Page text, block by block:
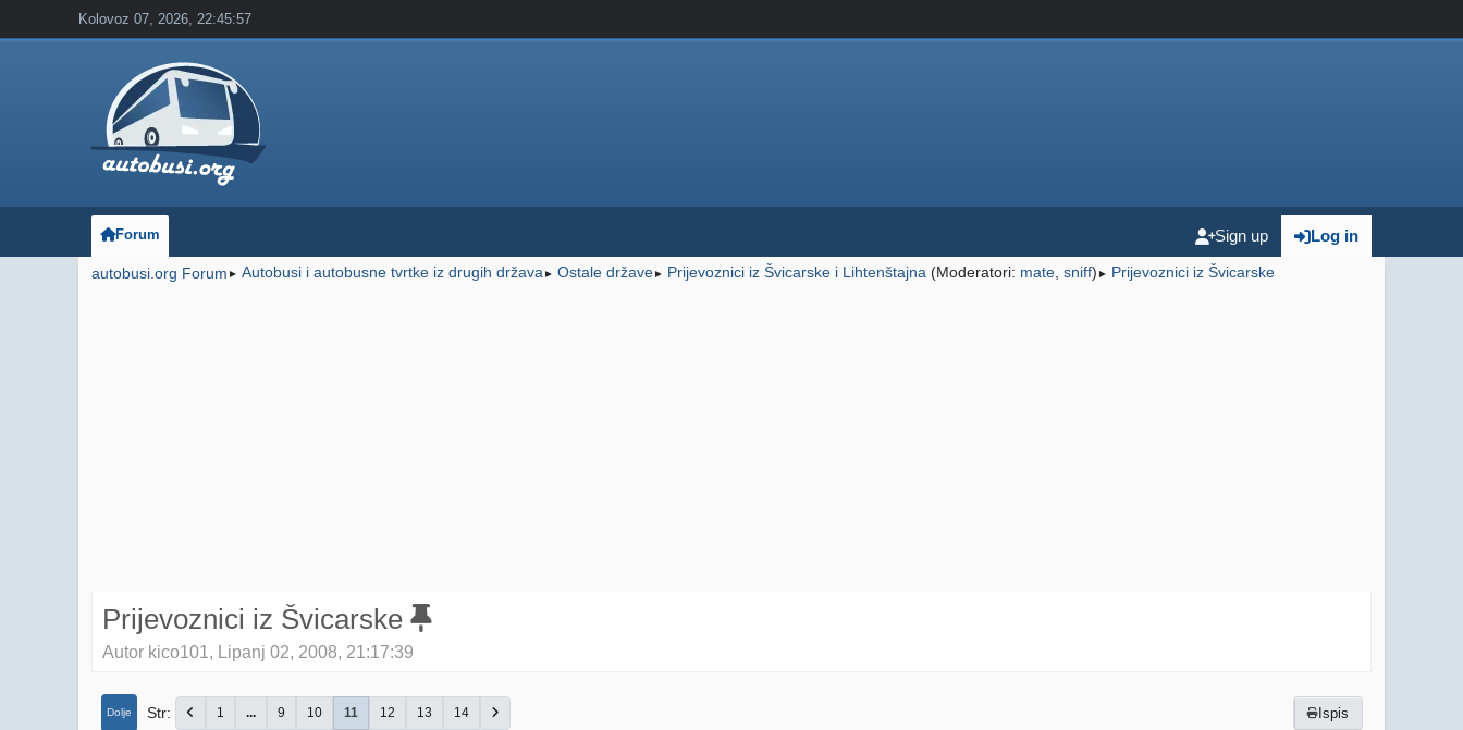
Kolovoz 07, 2026, 22:45:57
Log in
Sign up
Forum
autobusi.org Forum ► Autobusi i autobusne tvrtke iz drugih država ► Ostale države► Prijevoznici iz Švicarske i Lihtenštajna (Moderatori: mate sniff) ► Prijevoznici iz Švicarske
Prijevoznici iz Švicarske
Autor kico101, Lipanj 02, 2008, 21:17:39
Ispis
Dolje Str 1 ... 9 10 11 12 13 14